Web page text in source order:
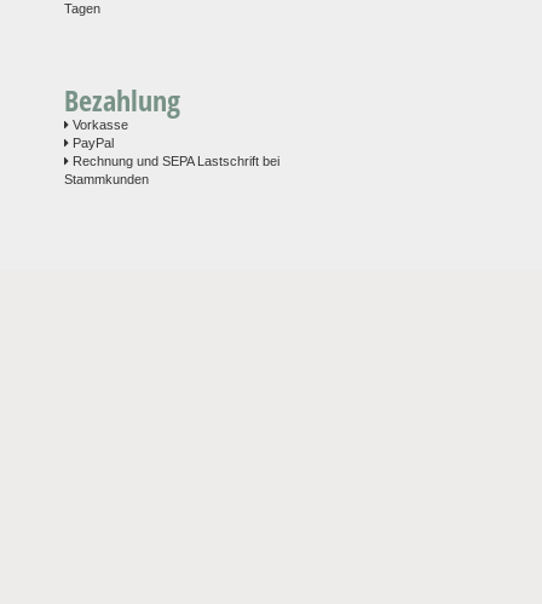
Tagen
Bezahlung
Vorkasse
PayPal
Rechnung und SEPA Lastschrift bei
Stammkunden